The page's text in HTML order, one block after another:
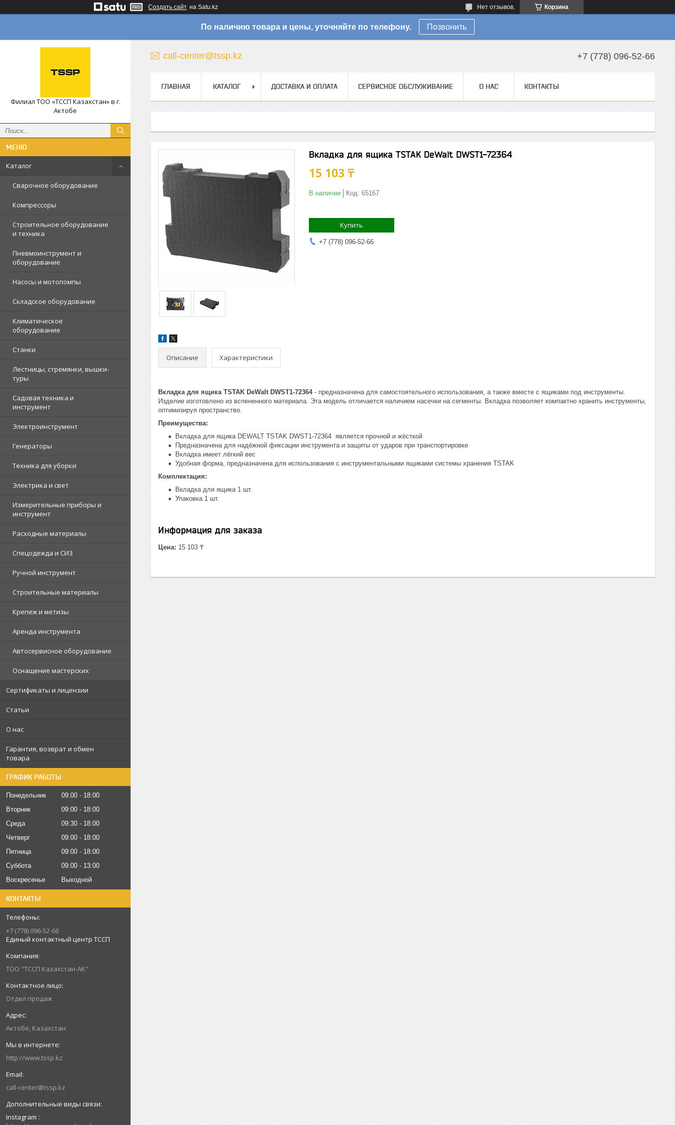
Создать сайт на Satu.kz Корзина
Нет отзывов,
По наличию товара и цены, уточняйте по телефону. Позвонить
Филиал ТОО «ТССП Казахстан» в г.
Актобе
Каталог
Сварочное оборудование
Компрессоры
Строительное оборудование
и техника
Пневмоинструмент и
оборудование
Насосы и мотопомпы
Складское оборудование
Климатическое
оборудование
Станки
Лестницы, стремянки, вышки-
туры
Садовая техника и
инструмент
Электроинструмент
Генераторы
Техника для уборки
Электрика и свет
Измерительные приборы и
инструмент
Расходные материалы
Спецодежда и СИЗ
Ручной инструмент
Строительные материалы
Крепеж и метизы
Аренда инструмента
Автосервисное оборудование
Оснащение мастерских
Сертификаты и лицензии
Статьи
О нас
Гарантия, возврат и обмен
товара
ГРАФИК РАБОТЫ
Понедельник 09:00
18:00
Вторник
09:00
18:00
Среда
09:30
18:00
Четверг
09:00
18:00
Пятница
09:00
18:00
Суббота
09:00
13:00
Воскресенье
Выходной
КОНТАКТЫ
+7 (778) 096-52-66
Единый контактный центр ТССП
ТОО "ТССП Казахстан-АК"
Отдел продаж
Актобе, Казахстан
http://www.tssp.kz
call-center@tssp.kz
Instagram
call-center@tssp.kz +7 (778) 096-52-66
ГЛАВНАЯ КАТАЛОГ ДОСТАВКА И ОПЛАТА СЕРВИСНОЕ ОБСЛУЖИВАНИЕ О НАС КОНТАКТЫ
Вкладка для ящика TSTAK DeWalt DWST1-72364
15 103 ₸
В наличии Код: 65167
Купить
+7 (778) 096-52-66
Описание Характеристики
Вкладка для ящика TSTAK DeWalt DWST1-72364 - предназначена для самостоятельного использования, а также вместе с ящиками под инструменты.
Изделие изготовлено из вспененного материала. Эта модель отличается наличием насечки на сегменты. Вкладка позволяет компактно хранить инструменты,
оптимизируя пространство.
Преимущества:
Вкладка для ящика DEWALT TSTAK DWST1-72364 является прочной и жёсткой
Предназначена для надёжной фиксации инструмента и защиты от ударов при транспортировке
Вкладка имеет лёгкий вес
Удобная форма, предназначена для использования с инструментальными ящиками системы хранения TSTAK
Комплектация:
Вкладка для ящика 1 шт.
Упаковка 1 шт.
Информация для заказа
Цена: 15 103 ₸